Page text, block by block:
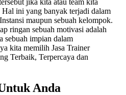
ini yang banyak terjadi dalam
maupun sebuah kelompok.
ringan sebuah motivasi adalah
sebuah impian dalam
kita memilih Jasa Trainer
Terbaik, Terpercaya dan
Anda